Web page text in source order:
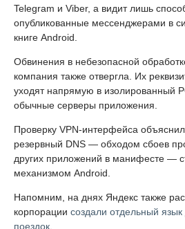
Telegram и Viber, а видит лишь
опубликованные мессенджерами в
книге Android.
Обвинения в небезопасной
компания также отвергла. Их
уходят напрямую в изолированный
обычные серверы приложения.
Проверку VPN-интерфейса
резервный DNS — обходом сбоев
других приложений в манифесте —
механизмом Android.
Напомним, на днях Яндекс также
корпорации создали отдельный
поездок